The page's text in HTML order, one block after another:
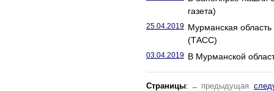
газета)
25.04.2019 Мурманская
(ТАСС)
03.04.2019 В Мурманской
Страницы: ← предыдущая